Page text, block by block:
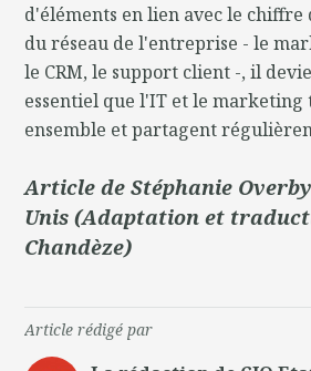
d'éléments en lien avec le
du réseau de l'entreprise - le
le CRM, le support client -, il
essentiel que l'IT et le
ensemble et partagent
Article de Stéphanie
Unis (Adaptation et
Chandèze)
Article rédigé par